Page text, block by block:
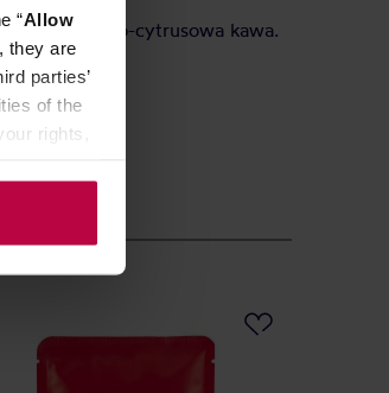
“Allow
they are
parties’
of the
rights,
pikantno-cytrusowa kawa.